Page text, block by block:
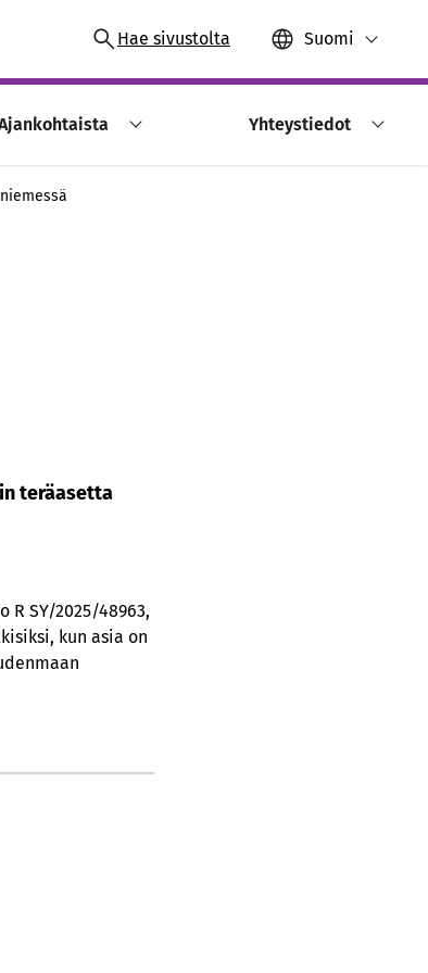
Hae sivustolta Suomi
Yhteystiedot
teräasetta
SY/2025/48963,
kun asia on